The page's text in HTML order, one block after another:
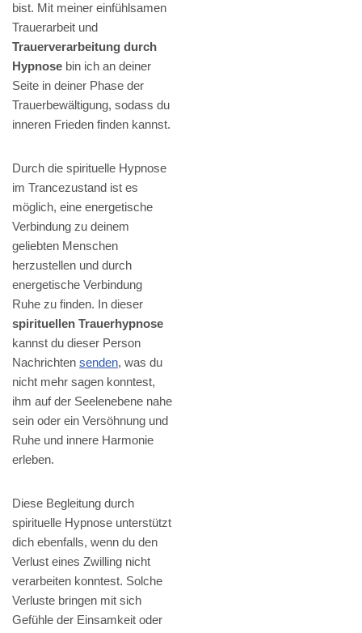
bist. Mit meiner einfühlsamen
Trauerarbeit und
Trauerverarbeitung durch
Hypnose bin ich an deiner
Seite in deiner Phase der
Trauerbewältigung, sodass du
inneren Frieden finden kannst.
Durch die spirituelle Hypnose
im Trancezustand ist es
möglich, eine energetische
Verbindung zu deinem
geliebten Menschen
herzustellen und durch
energetische Verbindung
Ruhe zu finden. In dieser
spirituellen Trauerhypnose
kannst du dieser Person
Nachrichten senden, was du
nicht mehr sagen konntest,
ihm auf der Seelenebene nahe
sein oder ein Versöhnung und
Ruhe und innere Harmonie
erleben.
Diese Begleitung durch
spirituelle Hypnose unterstützt
dich ebenfalls, wenn du den
Verlust eines Zwilling nicht
verarbeiten konntest. Solche
Verluste bringen mit sich
Gefühle der Einsamkeit oder